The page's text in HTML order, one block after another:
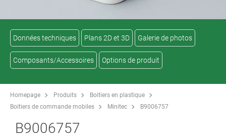
Données techniques Plans 2D et 3D Galerie de photos
Composants/Accessoires Options de produit
Homepage Produits
Boitiers en plastique
Boitiers de commande mobiles
Minitec B9006757
B9006757